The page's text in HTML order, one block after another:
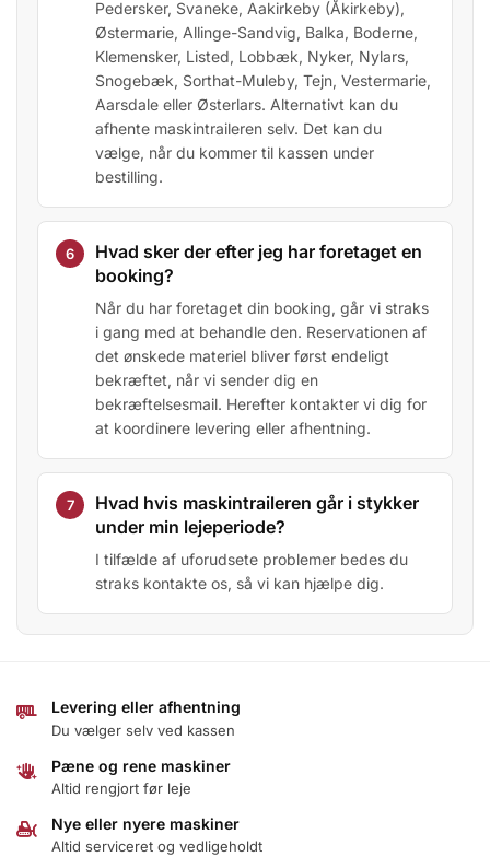
Pedersker, Svaneke, Aakirkeby (Åkirkeby),
Østermarie, Allinge-Sandvig, Balka, Boderne,
Klemensker, Listed, Lobbæk, Nyker, Nylars,
Snogebæk, Sorthat-Muleby, Tejn, Vestermarie,
Aarsdale eller Østerlars. Alternativt kan du
afhente maskintraileren selv. Det kan du
vælge, når du kommer til kassen under
bestilling.
Hvad sker der efter jeg har foretaget en
booking?
Når du har foretaget din booking, går vi straks
i gang med at behandle den. Reservationen af
det ønskede materiel bliver først endeligt
bekræftet, når vi sender dig en
bekræftelsesmail. Herefter kontakter vi dig for
at koordinere levering eller afhentning.
Hvad hvis maskintraileren går i stykker
under min lejeperiode?
I tilfælde af uforudsete problemer bedes du
straks kontakte os, så vi kan hjælpe dig.
Levering eller afhentning
Du vælger selv ved kassen
Pæne og rene maskiner
Altid rengjort før leje
Nye eller nyere maskiner
Altid serviceret og vedligeholdt